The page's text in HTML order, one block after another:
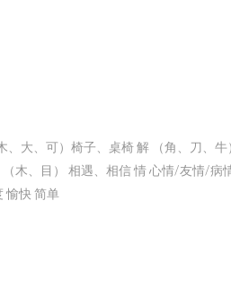
、大、可）椅子、桌椅 解 （角、刀、
木、目） 相遇、相信 情 心情/友情/病
愉快 简单